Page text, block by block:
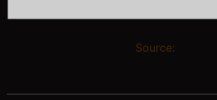
Source: